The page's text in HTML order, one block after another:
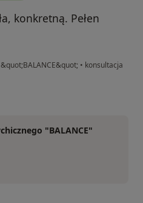
konkretną. Pełen
• konsultacja
"BALANCE"